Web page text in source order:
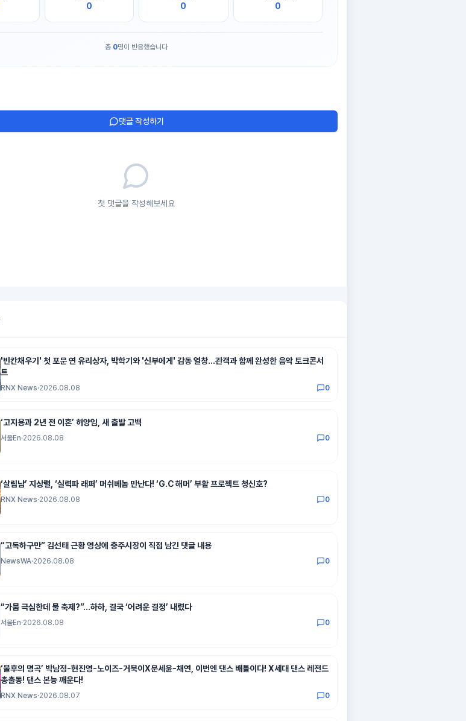
0 0 0
총 0명이 반응했습니다
댓글 작성하기
첫 댓글을 작성해보세요
'빈칸채우기' 첫 포문 연 유리상자, 박학기와 '신부에게' 감동 열창…관객과 함께 완성한 음악 토크콘서
트
RNX News·2026.08.08 0
‘고지용과 2년 전 이혼’ 허양임, 새 출발 고백
서울En·2026.08.08 0
‘살림남’ 지상렬, ‘실력파 래퍼’ 머쉬베놈 만난다! ‘G.C 해머’ 부활 프로젝트 청신호?
RNX News·2026.08.08 0
“고독하구만” 김선태 근황 영상에 충주시장이 직접 남긴 댓글 내용
NewsWA·2026.08.08 0
“가뭄 극심한데 물 축제?”…하하, 결국 ‘어려운 결정’ 내렸다
서울En·2026.08.08 0
‘불후의 명곡’ 박남정-현진영-노이즈-거북이X문세윤-채연, 이번엔 댄스 배틀이다! X세대 댄스 레전드
총출동! 댄스 본능 깨운다!
RNX News·2026.08.07 0